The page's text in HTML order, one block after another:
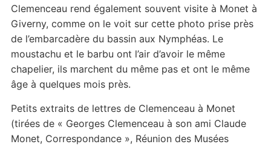
Clemenceau rend également souvent visite à Monet à
Giverny, comme on le voit sur cette photo prise près
de l’embarcadère du bassin aux Nymphéas. Le
moustachu et le barbu ont l’air d’avoir le même
chapelier, ils marchent du même pas et ont le même
âge à quelques mois près.
Petits extraits de lettres de Clemenceau à Monet
(tirées de « Georges Clemenceau à son ami Claude
Monet, Correspondance », Réunion des Musées